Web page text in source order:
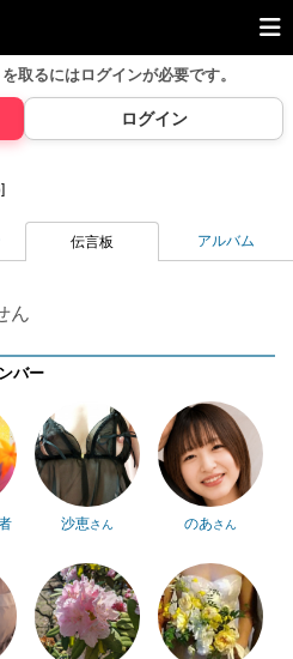
取るにはログインが必要です。
ログイン
伝言板 アルバム
ん
バー
沙恵さん のあさん